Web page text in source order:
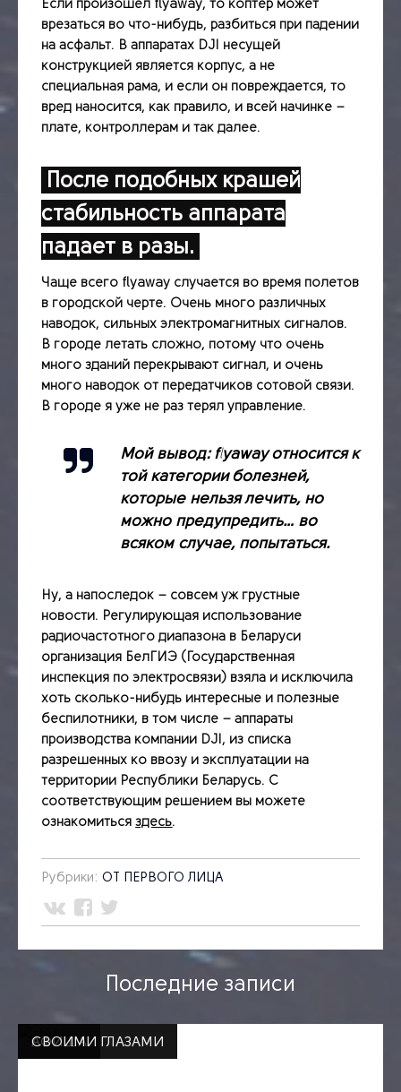
Если произошел flyaway, то коптер может
врезаться во что-нибудь, разбиться при падении
на асфальт. В аппаратах DJI несущей
конструкцией является корпус, а не
специальная рама, и если он повреждается, то
вред наносится, как правило, и всей начинке –
плате, контроллерам и так далее.
После подобных крашей
стабильность аппарата
падает в разы.
Чаще всего flyaway случается во время полетов
в городской черте. Очень много различных
наводок, сильных электромагнитных сигналов.
В городе летать сложно, потому что очень
много зданий перекрывают сигнал, и очень
много наводок от передатчиков сотовой связи.
В городе я уже не раз терял управление.
Мой вывод: flyaway относится к
той категории болезней,
которые нельзя лечить, но
можно предупредить… во
всяком случае, попытаться.
Ну, а напоследок – совсем уж грустные
новости. Регулирующая использование
радиочастотного диапазона в Беларуси
организация БелГИЭ (Государственная
инспекция по электросвязи) взяла и исключила
хоть сколько-нибудь интересные и полезные
беспилотники, в том числе – аппараты
производства компании DJI, из списка
разрешенных ко ввозу и эксплуатации на
территории Республики Беларусь. С
соответствующим решением вы можете
ознакомитьсяздесь.
Рубрики: ОТ ПЕРВОГО ЛИЦА
Последние записи
СВОИМИ ГЛАЗАМИ
АФИША
СВОИМИ ГЛАЗАМИ